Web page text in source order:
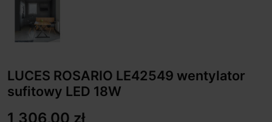
LUCES ROSARIO LE42549 wentylator
sufitowy LED 18W
1 306,00 zł